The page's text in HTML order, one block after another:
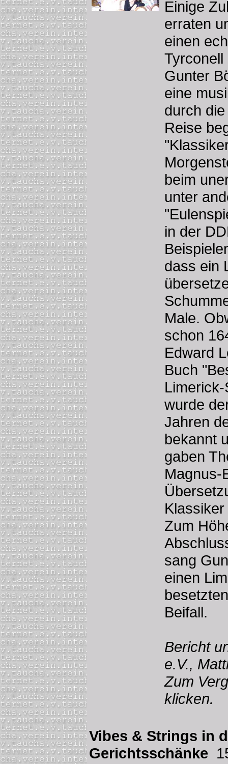
Einige
erraten
einen
Gunter
eine
durch
Reise
beim
unter
in der
dass ein
Male.
schon
Edward
Buch
wurde
Jahren
bekannt
gaben
Magnus-
Zum
sang
einen
Beifall.
Bericht
e.V.,
Zum
klicken.
Vibes & Strings in
Gerichtsschänke